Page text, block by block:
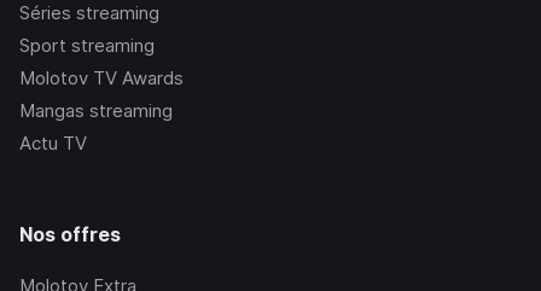
Séries streaming
Sport streaming
Molotov TV Awards
Mangas streaming
Actu TV
Nos offres
Molotov Extra